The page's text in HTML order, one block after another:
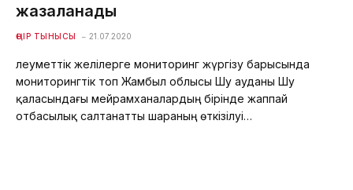
жазаланады
ӨҢІР ТЫНЫСЫ 21.07.2020
Әлеуметтік желілерге мониторинг жүргізу барысында
мониторингтік топ Жамбыл облысы Шу ауданы Шу
қаласындағы мейрамханалардың бірінде жаппай
отбасылық салтанатты шараның өткізілуі…